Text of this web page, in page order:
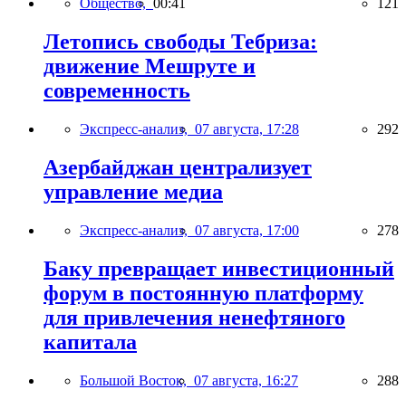
Общество, 00:41 121
Летопись свободы Тебриза:
движение Мешруте и
современность
Экспресс-анализ, 07 августа, 17:28 292
Азербайджан централизует
управление медиа
Экспресс-анализ, 07 августа, 17:00 278
Баку превращает инвестиционный
форум в постоянную платформу
для привлечения ненефтяного
капитала
Большой Восток, 07 августа, 16:27 288